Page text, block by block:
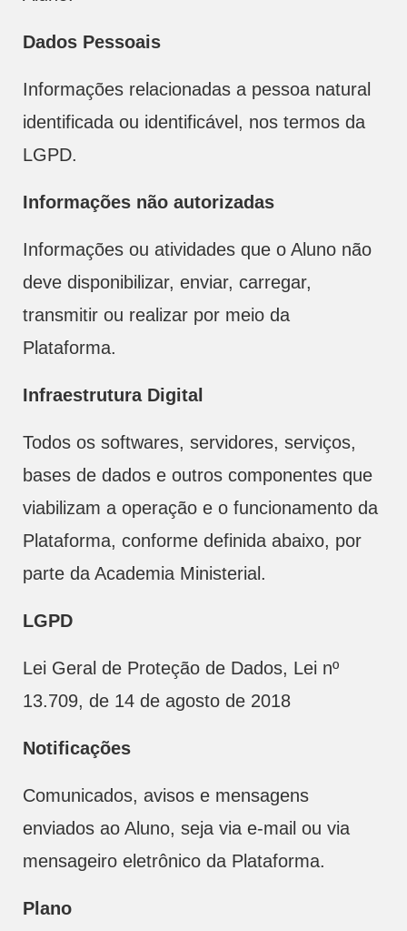
Dados Pessoais
Informações relacionadas a pessoa natural
identificada ou identificável, nos termos da
LGPD.
Informações não autorizadas
Informações ou atividades que o Aluno não
deve disponibilizar, enviar, carregar,
transmitir ou realizar por meio da
Plataforma.
Infraestrutura Digital
Todos os softwares, servidores, serviços,
bases de dados e outros componentes que
viabilizam a operação e o funcionamento da
Plataforma, conforme definida abaixo, por
parte da Academia Ministerial.
LGPD
Lei Geral de Proteção de Dados, Lei nº
13.709, de 14 de agosto de 2018
Notificações
Comunicados, avisos e mensagens
enviados ao Aluno, seja via e-mail ou via
mensageiro eletrônico da Plataforma.
Plano